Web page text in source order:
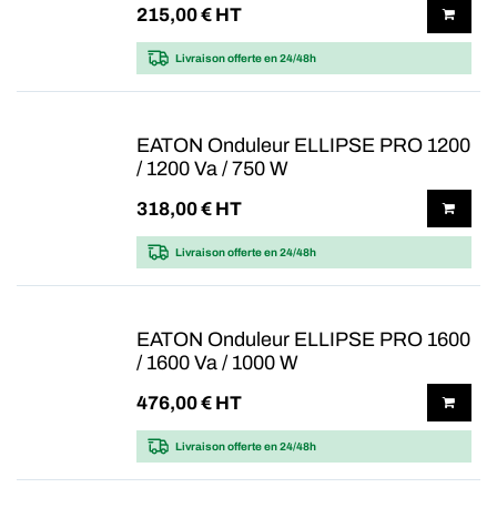
215,00€ HT
Livraison offerteen 24/48h
EATON Onduleur ELLIPSE PRO 1200
/ 1200 Va / 750 W
318,00€ HT
Livraison offerteen 24/48h
EATON Onduleur ELLIPSE PRO 1600
/ 1600 Va / 1000 W
476,00€ HT
Livraison offerteen 24/48h